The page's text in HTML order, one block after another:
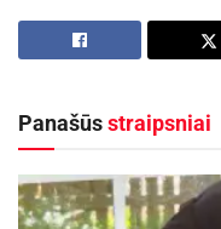
Panašūsstraipsniai